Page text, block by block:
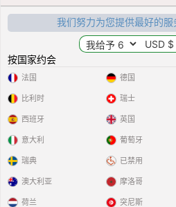
我们努力为您提供最好的服
按国家约会
法国
比利时
西班牙
意大利
瑞典
德国
瑞士
英国
葡萄牙
已禁用
澳大利亚
荷兰
摩洛哥
突尼斯